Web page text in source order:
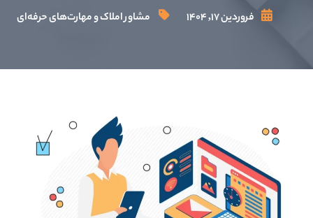
مشتریان
تماس با
مشاور املاک و مهارت‌های حرفه‌ای